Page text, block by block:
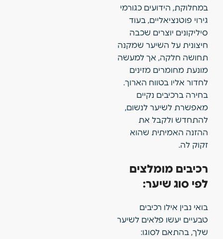
במחלוקת, הידועים כגורמי
גירוי פוטנציאליים, בעוד
סיליקונים יוצרים שכבה
חיצונית על השיער שמקנה
תחושה חלקה, אך למעשה
מונעת מחומרים מזינים
לחדור אליו בטווח הארוך.
בחירה ברכיבים נקיים
מאפשרת לשיער לנשום,
להתחדש ולקבל את
ההזנה האמיתית שהוא
זקוק לה.
רכיבים מומלצים
לפי סוג שיער:
בואי נבין אילו רכיבים
טבעיים יעשו פלאים לשיער
שלך, בהתאם לסוגו: